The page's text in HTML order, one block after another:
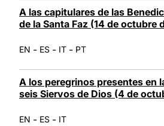
A las capitulares de las
de la Santa Faz (14 de octubre
EN - ES - IT - PT
A los peregrinos presentes en
seis Siervos de Dios (4 de
EN - ES - IT